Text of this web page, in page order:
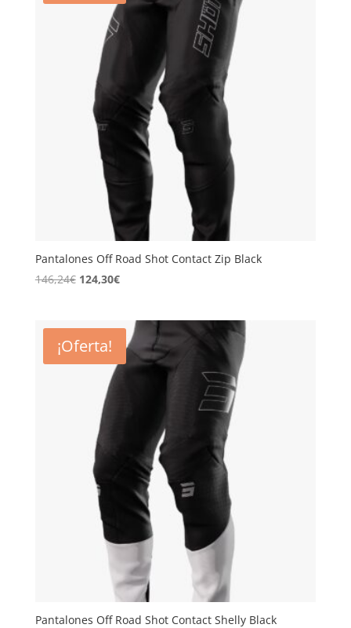
Pantalones Off Road Shot Contact Zip Black
146,24€ El
era:
146,24€.
124,30€El
es:
124,30€.
¡Oferta!
Pantalones Off Road Shot Contact Shelly Black